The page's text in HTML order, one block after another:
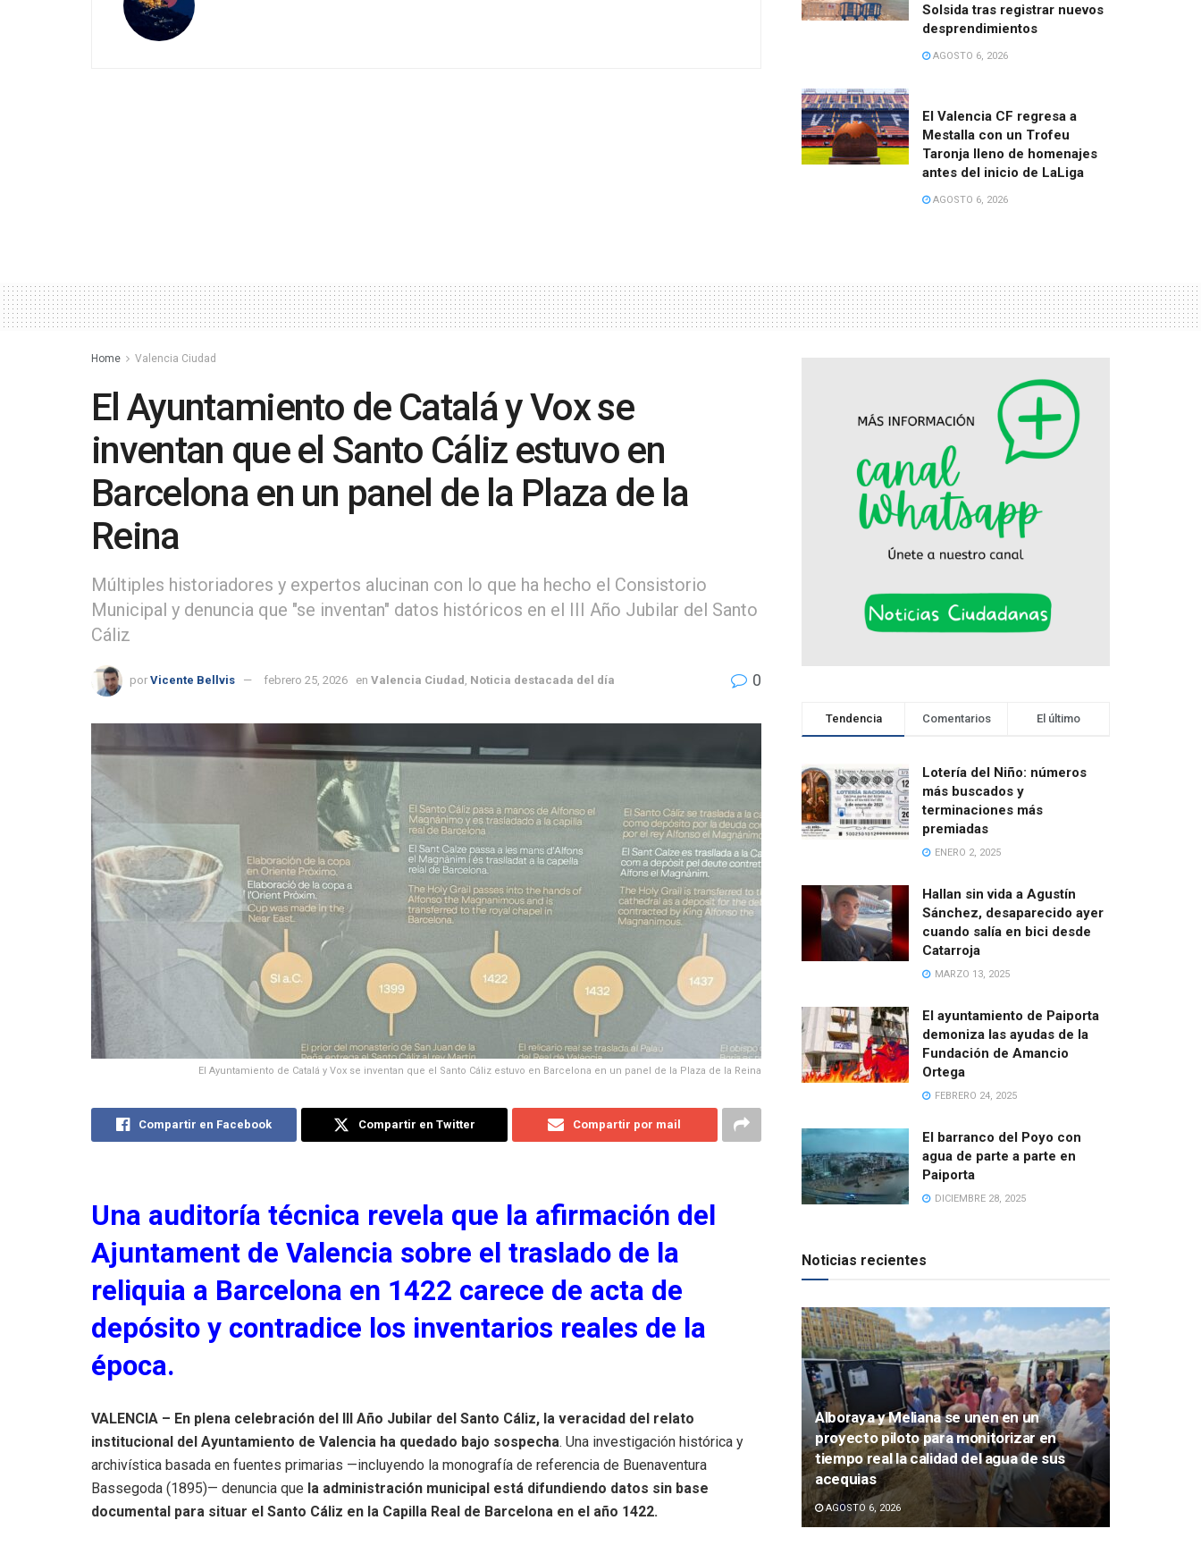
Solsida tras registrar nuevos
desprendimientos
AGOSTO 6, 2026
El Valencia CF regresa a
Mestalla con un Trofeu
Taronja lleno de homenajes
antes del inicio de LaLiga
AGOSTO 6, 2026
Home Valencia Ciudad
El Ayuntamiento de Catalá y Vox se
inventan que el Santo Cáliz estuvo en
Barcelona en un panel de la Plaza de la
Reina
Múltiples historiadores y expertos alucinan con lo que ha hecho el Consistorio
Municipal y denuncia que "se inventan" datos históricos en el III Año Jubilar del Santo
Cáliz
por Vicente Bellvis febrero 25, 2026 en Valencia Ciudad , Noticia destacada del día 0
El Ayuntamiento de Catalá y Vox se inventan que el Santo Cáliz estuvo en Barcelona en un panel de la Plaza de la Reina
Compartir en Facebook Compartir en Twitter Compartir por mail
Una auditoría técnica revela que la afirmación del
Ajuntament de Valencia sobre el traslado de la
reliquia a Barcelona en 1422 carece de acta de
depósito y contradice los inventarios reales de la
época.
VALENCIA – En plena celebración del III Año Jubilar del Santo Cáliz, la veracidad del relato
institucional del Ayuntamiento de Valencia ha quedado bajo sospecha. Una investigación histórica y
archivística basada en fuentes primarias —incluyendo la monografía de referencia de Buenaventura
Bassegoda (1895)— denuncia que la administración municipal está difundiendo datos sin base
documental para situar el Santo Cáliz en la Capilla Real de Barcelona en el año 1422.
Tendencia Comentarios El último
Lotería del Niño: números
más buscados y
terminaciones más
premiadas
ENERO 2, 2025
Hallan sin vida a Agustín
Sánchez, desaparecido ayer
cuando salía en bici desde
Catarroja
MARZO 13, 2025
El ayuntamiento de Paiporta
demoniza las ayudas de la
Fundación de Amancio
Ortega
FEBRERO 24, 2025
El barranco del Poyo con
agua de parte a parte en
Paiporta
DICIEMBRE 28, 2025
Noticias recientes
Alboraya y Meliana se unen en un
proyecto piloto para monitorizar en
tiempo real la calidad del agua de sus
acequias
AGOSTO 6, 2026